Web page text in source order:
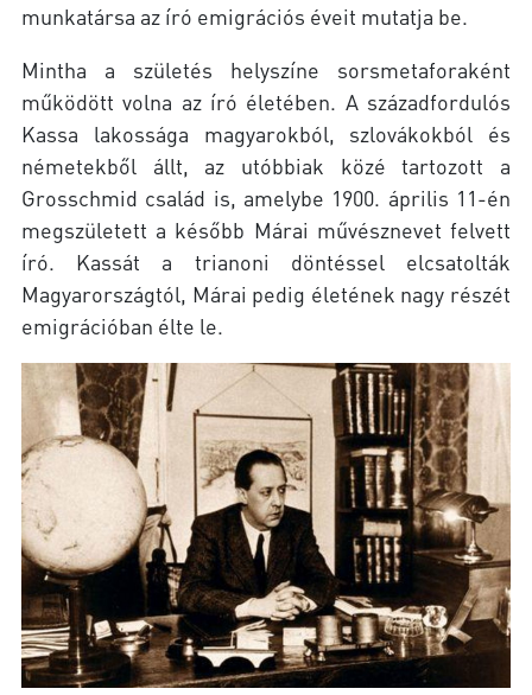
munkatársa az író emigrációs éveit mutatja be.
Mintha a születés helyszíne sorsmetaforaként
működött volna az író életében. A századfordulós
Kassa lakossága magyarokból, szlovákokból és
németekből állt, az utóbbiak közé tartozott a
Grosschmid család is, amelybe 1900. április 11-én
megszületett a később Márai művésznevet felvett
író. Kassát a trianoni döntéssel elcsatolták
Magyarországtól, Márai pedig életének nagy részét
emigrációban élte le.